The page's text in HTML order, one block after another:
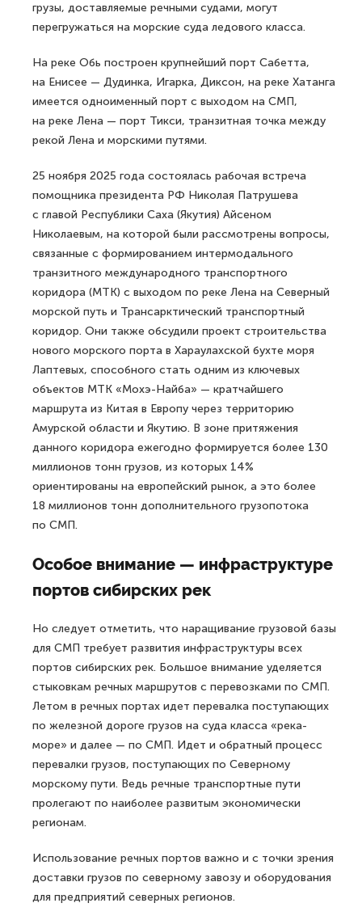
грузы, доставляемые речными судами, могут
перегружаться на морские суда ледового класса.
На реке Обь построен крупнейший порт Сабетта,
на Енисее — Дудинка, Игарка, Диксон, на реке Хатанга
имеется одноименный порт с выходом на СМП,
на реке Лена — порт Тикси, транзитная точка между
рекой Лена и морскими путями.
25 ноября 2025 года состоялась рабочая встреча
помощника президента РФ Николая Патрушева
с главой Республики Саха (Якутия) Айсеном
Николаевым, на которой были рассмотрены вопросы,
связанные с формированием интермодального
транзитного международного транспортного
коридора (МТК) с выходом по реке Лена на Северный
морской путь и Трансарктический транспортный
коридор. Они также обсудили проект строительства
нового морского порта в Хараулахской бухте моря
Лаптевых, способного стать одним из ключевых
объектов МТК «Мохэ-Найба» — кратчайшего
маршрута из Китая в Европу через территорию
Амурской области и Якутию. В зоне притяжения
данного коридора ежегодно формируется более 130
миллионов тонн грузов, из которых 14%
ориентированы на европейский рынок, а это более
18 миллионов тонн дополнительного грузопотока
по СМП.
Особое внимание — инфраструктуре
портов сибирских рек
Но следует отметить, что наращивание грузовой базы
для СМП требует развития инфраструктуры всех
портов сибирских рек. Большое внимание уделяется
стыковкам речных маршрутов с перевозками по СМП.
Летом в речных портах идет перевалка поступающих
по железной дороге грузов на суда класса «река-
море» и далее — по СМП. Идет и обратный процесс
перевалки грузов, поступающих по Северному
морскому пути. Ведь речные транспортные пути
пролегают по наиболее развитым экономически
регионам.
Использование речных портов важно и с точки зрения
доставки грузов по северному завозу и оборудования
для предприятий северных регионов.